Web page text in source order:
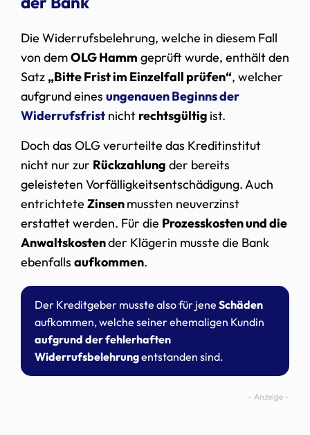
Die Widerrufsbelehrung, welche in diesem Fall
von demOLG Hamm geprüft wurde, enthält den
Satz „Bitte Frist im Einzelfall prüfen“, welcher
aufgrund eines ungenauen Beginns der
Widerrufsfrist nicht rechtsgültig ist.
Doch das OLG verurteilte das Kreditinstitut
nicht nur zur Rückzahlung der bereits
geleisteten Vorfälligkeitsentschädigung. Auch
entrichtete Zinsenmussten neuverzinst
erstattet werden. Für die Prozesskosten und die
Anwaltskostender Klägerin musste die Bank
ebenfalls aufkommen.
Der Kreditgeber musste also für jene Schäden
aufkommen, welche seiner ehemaligen Kundin
aufgrund der fehlerhaften
Widerrufsbelehrungentstanden sind.